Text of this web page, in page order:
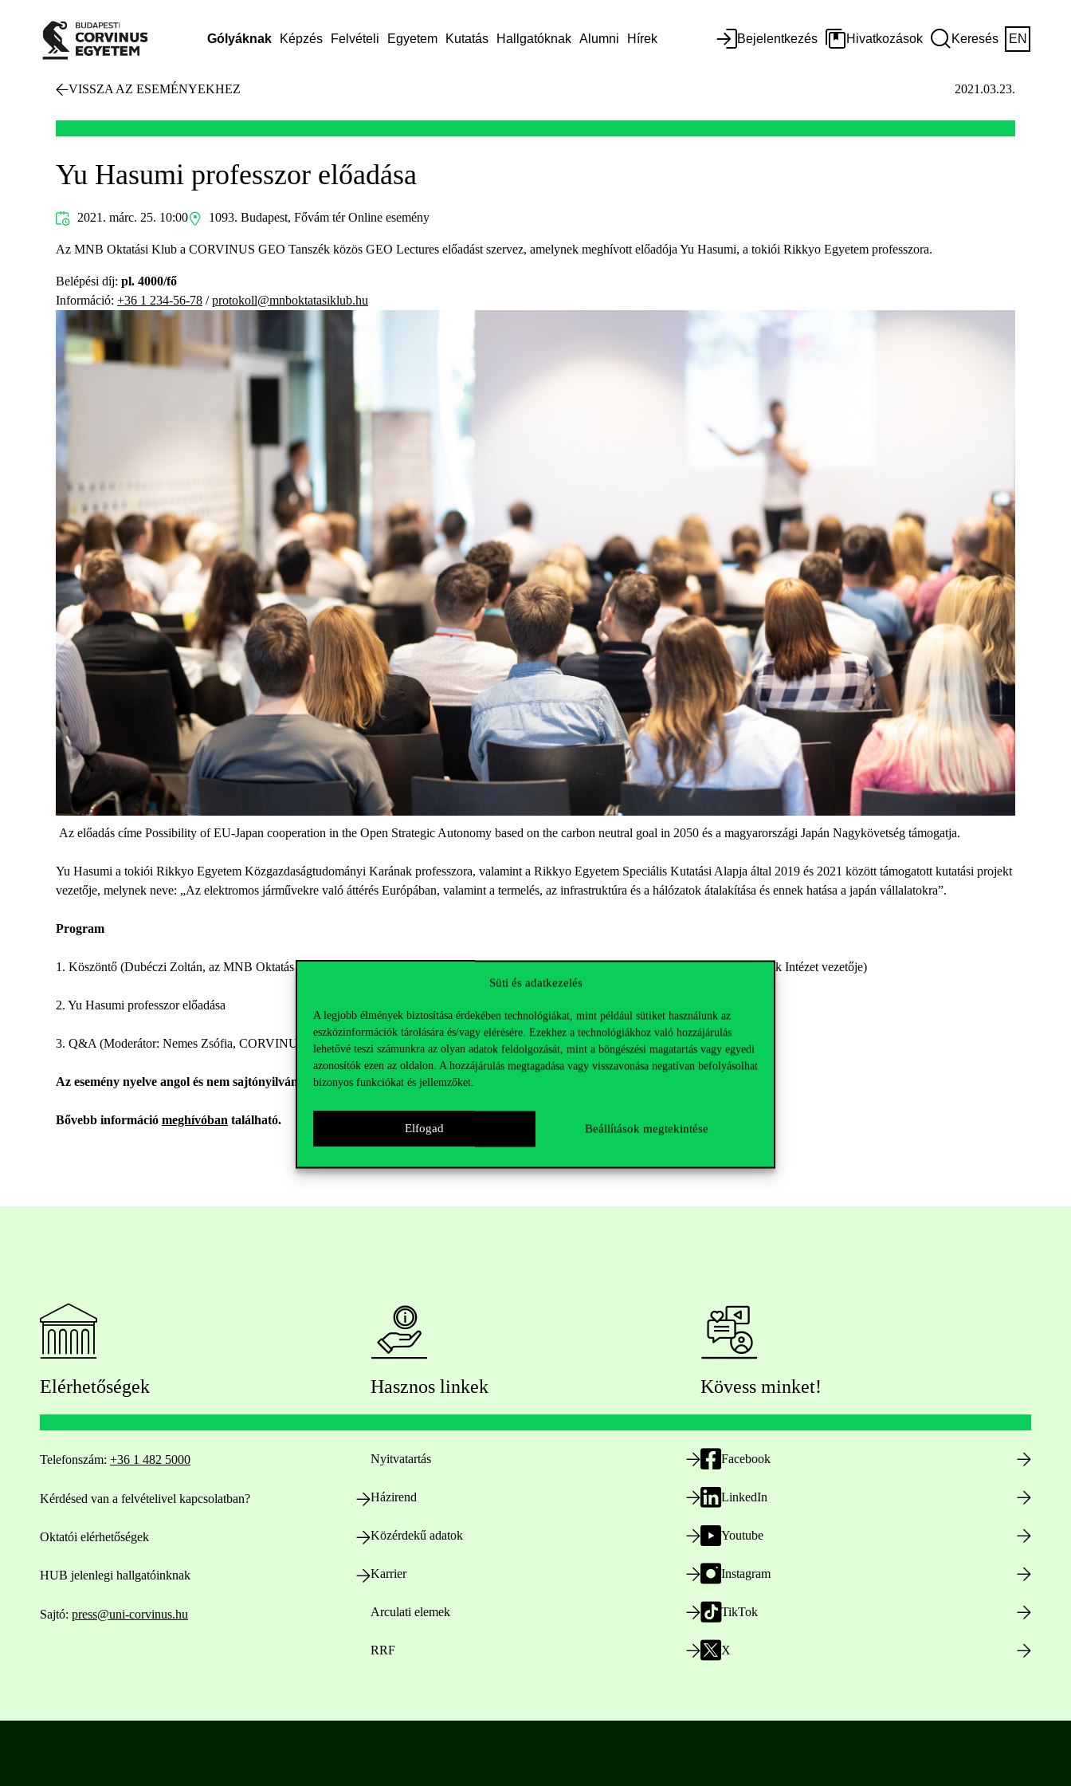
Süti és adatkezelés
A legjobb élmények biztosítása érdekében technológiákat, mint például sütiket használunk az
eszközinformációk tárolására és/vagy elérésére. Ezekhez a technológiákhoz való hozzájárulás
lehetővé teszi számunkra az olyan adatok feldolgozását, mint a böngészési magatartás vagy egyedi
azonosítók ezen az oldalon. A hozzájárulás megtagadása vagy visszavonása negatívan befolyásolhat
bizonyos funkciókat és jellemzőket.
Elfogad Beállítások megtekintése
Gólyáknak Képzés Felvételi Egyetem Kutatás Hallgatóknak Alumni Hírek Bejelentkezés Hivatkozások Keresés EN
VISSZA AZ ESEMÉNYEKHEZ 2021.03.23.
Yu Hasumi professzor előadása
2021. márc. 25. 10:00 1093. Budapest, Fővám tér Online esemény
Az MNB Oktatási Klub a CORVINUS GEO Tanszék közös GEO Lectures előadást szervez, amelynek meghívott előadója Yu Hasumi, a tokiói Rikkyo Egyetem professzora.
Belépési díj: pl. 4000/fő
Információ: +36 1 234-56-78 /protokoll@mnboktatasiklub.hu
Az előadás címe Possibility of EU-Japan cooperation in the Open Strategic Autonomy based on the carbon neutral goal in 2050 és a magyarországi Japán Nagykövetség támogatja.
Yu Hasumi a tokiói Rikkyo Egyetem Közgazdaságtudományi Karának professzora, valamint a Rikkyo Egyetem Speciális Kutatási Alapja által 2019 és 2021 között támogatott kutatási projekt
vezetője, melynek neve: „Az elektromos járművekre való áttérés Európában, valamint a termelés, az infrastruktúra és a hálózatok átalakítása és ennek hatása a japán vállalatokra”.
Program
1. Köszöntő (Dubéczi Zoltán, az MNB Oktatás Klub elnöke és Salamin Géza, a CORVINUS Nemzetközi, Politikai és Regionális Tanulmányok Intézet vezetője)
2. Yu Hasumi professzor előadása
3. Q&A (Moderátor: Nemes Zsófia, CORVINUS GEO Tanszék)
Az esemény nyelve angol és nem sajtónyilvános.
Bővebb információ meghívóban található.
Elérhetőségek
Telefonszám: +36 1 482 5000
Kérdésed van a felvételivel kapcsolatban?
Oktatói elérhetőségek
HUB jelenlegi hallgatóinknak
Sajtó: press@uni-corvinus.hu
Hasznos linkek
Nyitvatartás
Házirend
Közérdekű adatok
Karrier
Arculati elemek
RRF
Kövess minket!
Facebook
LinkedIn
Youtube
Instagram
TikTok
X